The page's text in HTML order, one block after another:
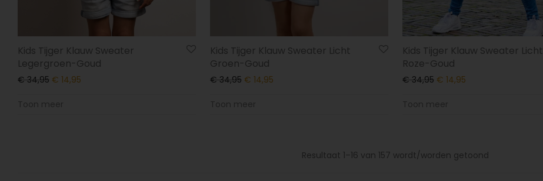
Kids Tijger Klauw Sweater
Legergroen-Goud
€34,95 € 14,95
Kids Tijger Klauw Sweater Licht
Groen-Goud
€34,95 € 14,95
Kids Tijger Klauw Sweater Licht
Roze-Goud
€34,95 € 14,95
Resultaat 1–16 van 157 wordt/worden getoond